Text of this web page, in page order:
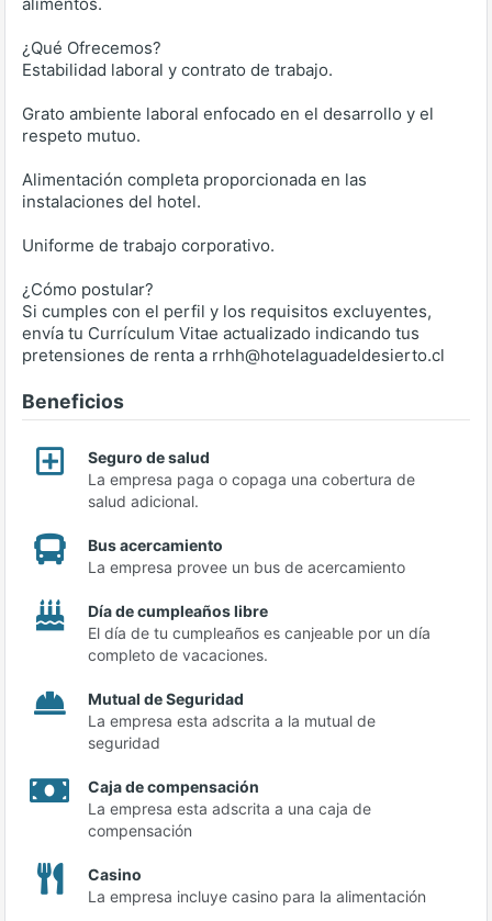
¿Qué Ofrecemos?
Estabilidad laboral y contrato de trabajo.
Grato ambiente laboral enfocado en el desarrollo y el
respeto mutuo.
Alimentación completa proporcionada en las
instalaciones del hotel.
Uniforme de trabajo corporativo.
¿Cómo postular?
Si cumples con el perfil y los requisitos excluyentes,
envía tu Currículum Vitae actualizado indicando tus
pretensiones de renta a rrhh@hotelaguadeldesierto.cl
Beneficios
Seguro de salud
La empresa paga o copaga una cobertura de
salud adicional.
Bus acercamiento
La empresa provee un bus de acercamiento
Día de cumpleaños libre
El día de tu cumpleaños es canjeable por un día
completo de vacaciones.
Mutual de Seguridad
La empresa esta adscrita a la mutual de
seguridad
Caja de compensación
La empresa esta adscrita a una caja de
compensación
Casino
La empresa incluye casino para la alimentación